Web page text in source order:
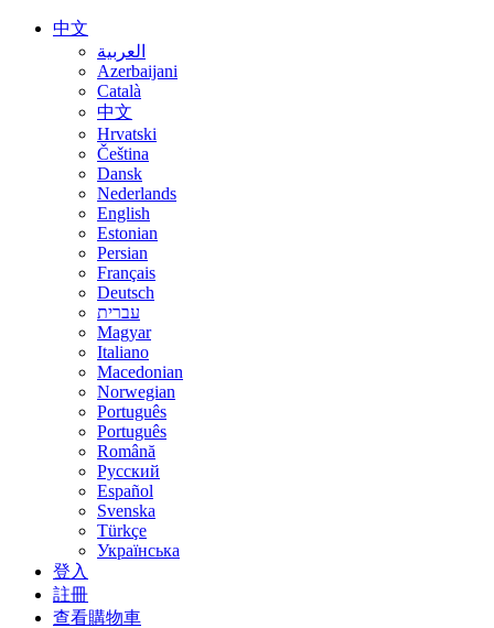
中文
العربية
Azerbaijani
Català
中文
Hrvatski
Čeština
Dansk
Nederlands
English
Estonian
Persian
Français
Deutsch
עברית
Magyar
Italiano
Macedonian
Norwegian
Português
Português
Română
Русский
Español
Svenska
Türkçe
Українська
登入
註冊
查看購物車